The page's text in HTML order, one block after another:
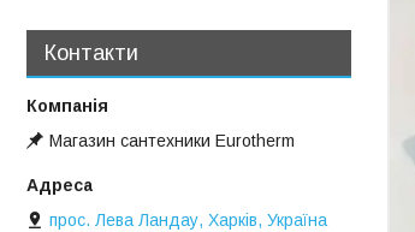
Контакти
Магазин сантехники Eurotherm
прос. Лева Ландау, Харків, Україна